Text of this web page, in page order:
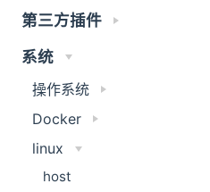
第三方插件
系统
操作系统
Docker
linux
host